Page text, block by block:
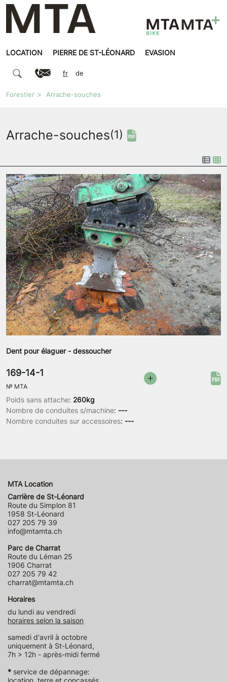
LOCATION PIERRE DE ST-LÉONARD EVASION
fr de
Forestier Arrache-souches
Arrache-souches(1)
Dent pour élaguer - dessoucher
Poids sans attache: 260kg
Nombre de conduites s/machine: ---
Nombre conduites sur accessoires: ---
169-14-1
№ MTA
MTA Location
Carrière de St-Léonard
Route du Simplon 81
1958 St-Léonard
027 205 79 39
info@mtamta.ch
Parc de Charrat
Route du Léman 25
1906 Charrat
027 205 79 42
charrat@mtamta.ch
Horaires
du lundi au vendredi
horaires selon la saison
samedi d'avril à octobre
uniquement à St-Léonard,
7h > 12h - après-midi fermé
* service de dépannage:
location, terre et concassés